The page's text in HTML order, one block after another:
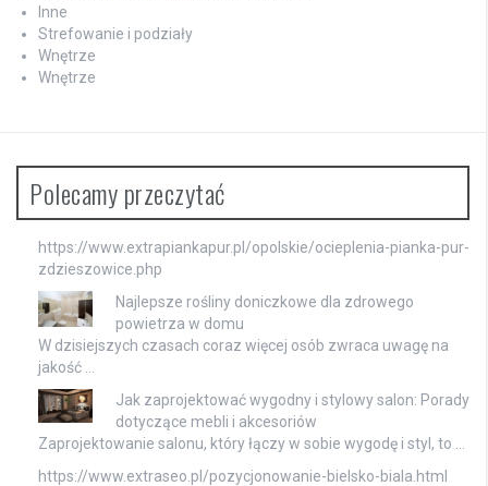
Inne
Strefowanie i podziały
Wnętrze
Wnętrze
Polecamy przeczytać
https://www.extrapiankapur.pl/opolskie/ocieplenia-pianka-pur-
zdzieszowice.php
Najlepsze rośliny doniczkowe dla zdrowego
powietrza w domu
W dzisiejszych czasach coraz więcej osób zwraca uwagę na
jakość …
Jak zaprojektować wygodny i stylowy salon: Porady
dotyczące mebli i akcesoriów
Zaprojektowanie salonu, który łączy w sobie wygodę i styl, to …
https://www.extraseo.pl/pozycjonowanie-bielsko-biala.html